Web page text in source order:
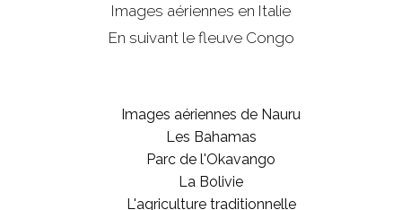
Images aériennes en Italie
En suivant le fleuve Congo
Images aériennes de Nauru
Les Bahamas
Parc de l'Okavango
La Bolivie
L'agriculture traditionnelle